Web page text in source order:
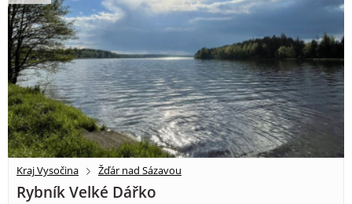
Kraj Vysočina Žďár nad Sázavou
Rybník Velké Dářko